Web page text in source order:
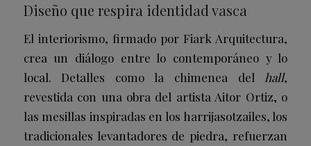
Diseño que respira identidad vasca
El interiorismo, firmado por Fiark Arquitectura,
crea un diálogo entre lo contemporáneo y lo
local. Detalles como la chimenea del hall,
revestida con una obra del artista Aitor Ortiz, o
las mesillas inspiradas en los harrijasotzailes, los
tradicionales levantadores de piedra, refuerzan